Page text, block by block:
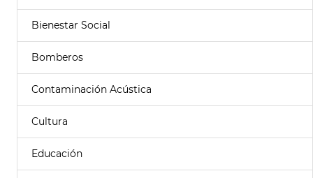
Bienestar Social
Bomberos
Contaminación Acústica
Cultura
Educación